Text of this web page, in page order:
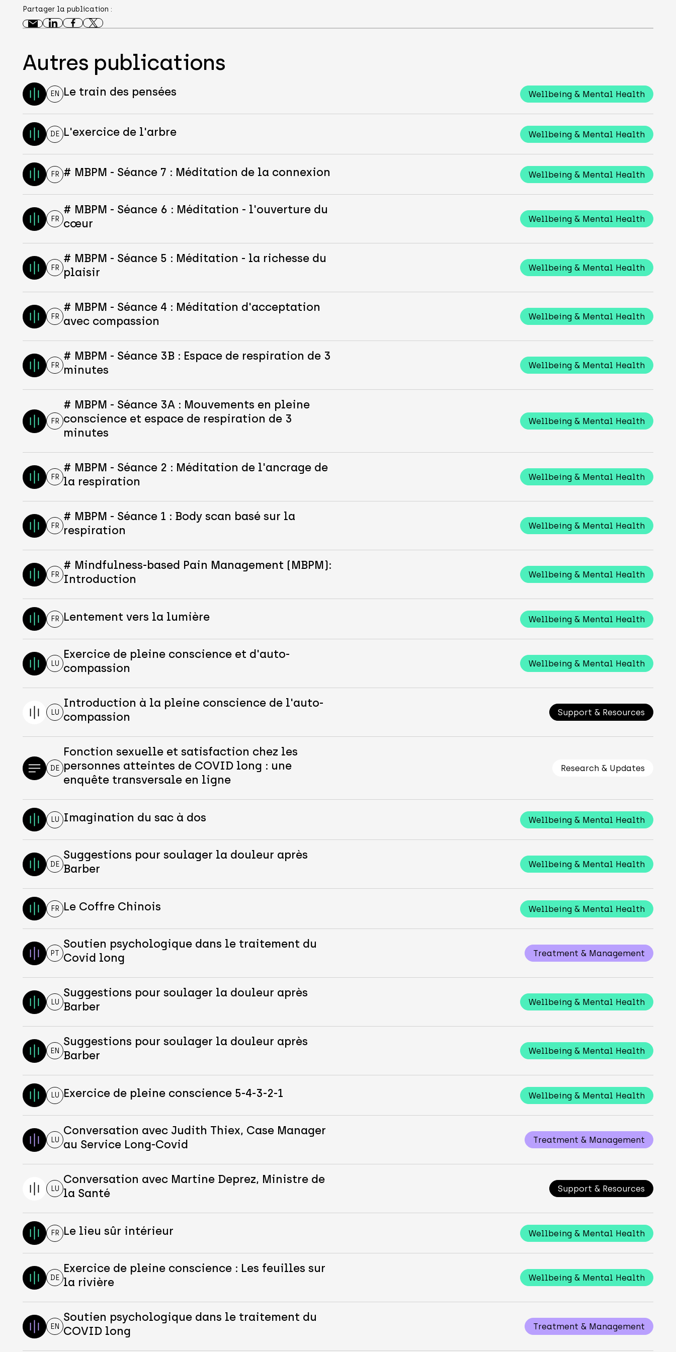
Partager la publication :
Autres publications
EN Le train des pensées Wellbeing & Mental Health
DE L'exercice de l'arbre Wellbeing & Mental Health
FR # MBPM - Séance 7 : Méditation de la connexion Wellbeing & Mental Health
FR
# MBPM - Séance 6 : Méditation - l'ouverture du
cœur
Wellbeing & Mental Health
FR
# MBPM - Séance 5 : Méditation - la richesse du
plaisir
Wellbeing & Mental Health
FR
# MBPM - Séance 4 : Méditation d'acceptation
avec compassion
Wellbeing & Mental Health
FR
# MBPM - Séance 3B : Espace de respiration de 3
minutes
Wellbeing & Mental Health
FR
# MBPM - Séance 3A : Mouvements en pleine
conscience et espace de respiration de 3
minutes
Wellbeing & Mental Health
FR
# MBPM - Séance 2 : Méditation de l'ancrage de
la respiration
Wellbeing & Mental Health
FR
# MBPM - Séance 1 : Body scan basé sur la
respiration
Wellbeing & Mental Health
FR
# Mindfulness-based Pain Management (MBPM):
Introduction
Wellbeing & Mental Health
FR Lentement vers la lumière Wellbeing & Mental Health
LU
Exercice de pleine conscience et d'auto-
compassion
Wellbeing & Mental Health
LU
Introduction à la pleine conscience de l'auto-
compassion
Support & Resources
DE
Fonction sexuelle et satisfaction chez les
personnes atteintes de COVID long : une
enquête transversale en ligne
Research & Updates
LU Imagination du sac à dos Wellbeing & Mental Health
DE
Suggestions pour soulager la douleur après
Barber
Wellbeing & Mental Health
FR Le Coffre Chinois Wellbeing & Mental Health
PT
Soutien psychologique dans le traitement du
Covid long
Treatment & Management
LU
Suggestions pour soulager la douleur après
Barber
Wellbeing & Mental Health
EN
Suggestions pour soulager la douleur après
Barber
Wellbeing & Mental Health
LU Exercice de pleine conscience 5-4-3-2-1 Wellbeing & Mental Health
LU
Conversation avec Judith Thiex, Case Manager
au Service Long-Covid
Treatment & Management
LU
Conversation avec Martine Deprez, Ministre de
la Santé
Support & Resources
FR Le lieu sûr intérieur Wellbeing & Mental Health
DE
Exercice de pleine conscience : Les feuilles sur
la rivière
Wellbeing & Mental Health
EN
Soutien psychologique dans le traitement du
COVID long
Treatment & Management